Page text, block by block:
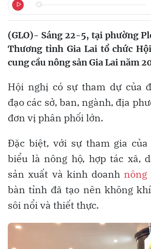
(GLO)- Sáng 22-5, tại phường
Thương tỉnh Gia Lai tổ chức
cung cầu nông sản Gia Lai năm
Hội nghị có sự tham dự của
đạo các sở, ban, ngành, địa
đơn vị phân phối lớn.
Đặc biệt, với sự tham gia
biểu là nông hộ, hợp tác xã,
sản xuất và kinh doanh nông
bàn tỉnh đã tạo nên không
sôi nổi và thiết thực.